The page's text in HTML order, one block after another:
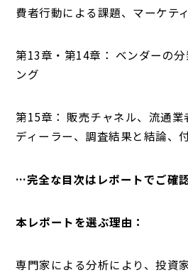
費者行動による課題、マーケテ
第13章・第14章： ベンダーの
ング
第15章： 販売チャネル、流通業
ディーラー、調査結果と結論、
…完全な目次はレポートでご確
本レポートを選ぶ理由：
専門家による分析により、投資